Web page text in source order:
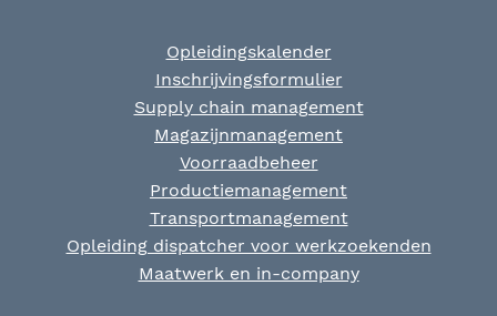
Opleidingskalender
Inschrijvingsformulier
Supply chain management
Magazijnmanagement
Voorraadbeheer
Productiemanagement
Transportmanagement
Opleiding dispatcher voor werkzoekenden
Maatwerk en in-company